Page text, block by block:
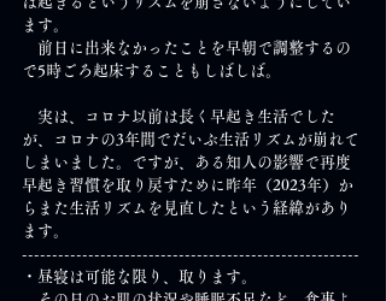
ます。
前日に出来なかったことを早朝で調整するの
で5時ごろ起床することもしばしば。
実は、コロナ以前は長く早起き生活でした
が、コロナの3年間でだいぶ生活リズムが崩れて
しまいました。ですが、ある知人の影響で再度
早起き習慣を取り戻すために昨年（2023年）か
らまた生活リズムを見直したという経緯があり
ます。
--------------------------------------------------------
・昼寝は可能な限り、取ります。